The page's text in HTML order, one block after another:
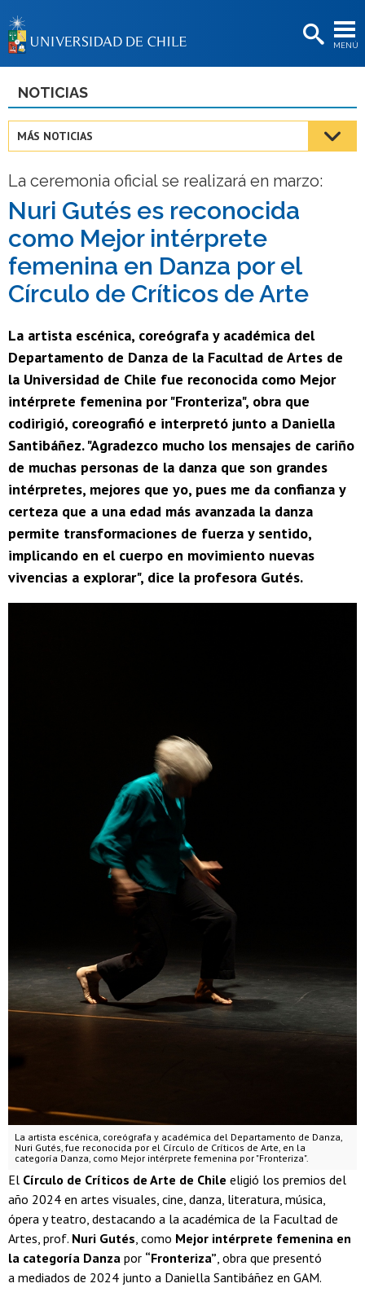
MENÚ
BIBLIOTECAS
Estudiantes
Académicas/os
Funcionarias/os
Egresadas/os
NOTICIAS
MÁS NOTICIAS
La ceremonia oficial se realizará en marzo:
Nuri Gutés es reconocida
como Mejor intérprete
femenina en Danza por el
Círculo de Críticos de Arte
La artista escénica, coreógrafa y académica del
Departamento de Danza de la Facultad de Artes de
la Universidad de Chile fue reconocida como Mejor
intérprete femenina por "Fronteriza", obra que
codirigió, coreografió e interpretó junto a Daniella
Santibáñez. "Agradezco mucho los mensajes de cariño
de muchas personas de la danza que son grandes
intérpretes, mejores que yo, pues me da confianza y
certeza que a una edad más avanzada la danza
permite transformaciones de fuerza y sentido,
implicando en el cuerpo en movimiento nuevas
vivencias a explorar", dice la profesora Gutés.
La artista escénica, coreógrafa y académica del Departamento de Danza,
Nuri Gutés, fue reconocida por el Círculo de Críticos de Arte, en la
categoría Danza, como Mejor intérprete femenina por "Fronteriza".
El Círculo de Críticos de Arte de Chile eligió los premios del
año 2024 en artes visuales, cine, danza, literatura, música,
ópera y teatro, destacando a la académica de la Facultad de
Artes, prof. Nuri Gutés, como Mejor intérprete femenina en
la categoría Danza por “Fronteriza”, obra que presentó
a mediados de 2024 junto a Daniella Santibáñez en GAM.